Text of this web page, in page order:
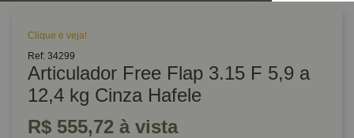
Clique e veja!
Ref: 34299
Articulador Free Flap 3.15 F 5,9 a
12,4 kg Cinza Hafele
R$ 555,72 à vista